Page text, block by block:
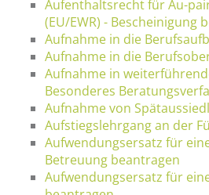
Aufenthaltsrecht für Au-
(EU/EWR) - Bescheinigung
Aufnahme in die
Aufnahme in die
Aufnahme in
Besonderes
Aufnahme von
Aufstiegslehrgang an der
Aufwendungsersatz für
Betreuung beantragen
Aufwendungsersatz für